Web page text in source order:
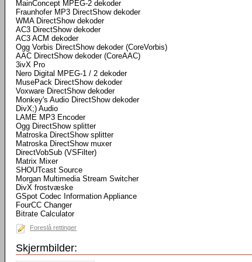
MainConcept MPEG-2 dekoder
Fraunhofer MP3 DirectShow dekoder
WMA DirectShow dekoder
AC3 DirectShow dekoder
AC3 ACM dekoder
Ogg Vorbis DirectShow dekoder (CoreVorbis)
AAC DirectShow dekoder (CoreAAC)
3ivX Pro
Nero Digital MPEG-1 / 2 dekoder
MusePack DirectShow dekoder
Voxware DirectShow dekoder
Monkey's Audio DirectShow dekoder
DivX;) Audio
LAME MP3 Encoder
Ogg DirectShow splitter
Matroska DirectShow splitter
Matroska DirectShow muxer
DirectVobSub (VSFilter)
Matrix Mixer
SHOUTcast Source
Morgan Multimedia Stream Switcher
DivX frostvæske
GSpot Codec Information Appliance
FourCC Changer
Bitrate Calculator
Foreslå rettinger
Skjermbilder: